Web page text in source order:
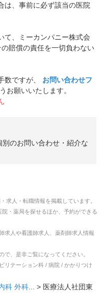
は、事前に必ず該当の医院
て、ミーカンパニー株式会
の賠償の責任を一切負わない
ですが、
お問い合わせフ
お願いいたします。
のお問い合わせ・紹介な
求人・転職情報を掲載しています。
・薬局を探せるほか、予約ができる
求人や看護師求人、薬剤師求人情報
で、是非ご覧になってください。
リテーション科 / 病院 / かかりつけ
科 外科 ... > 医療法人社団東